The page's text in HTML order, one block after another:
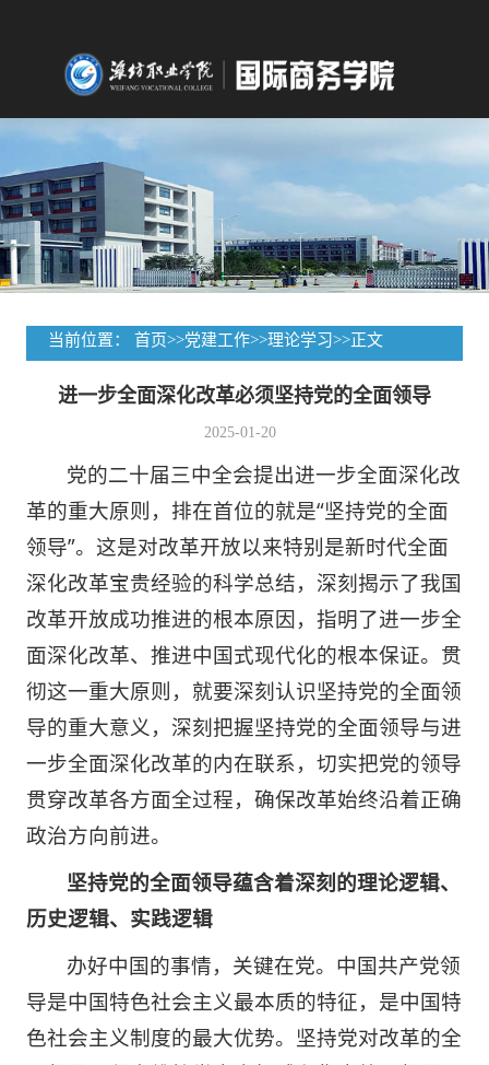
当前位置： 首页>>党建工作>>理论学习>>正文
进一步全面深化改革必须坚持党的全面领导
2025-01-20
党的二十届三中全会提出进一步全面深化改
革的重大原则，排在首位的就是“坚持党的全面
领导”。这是对改革开放以来特别是新时代全面
深化改革宝贵经验的科学总结，深刻揭示了我国
改革开放成功推进的根本原因，指明了进一步全
面深化改革、推进中国式现代化的根本保证。贯
彻这一重大原则，就要深刻认识坚持党的全面领
导的重大意义，深刻把握坚持党的全面领导与进
一步全面深化改革的内在联系，切实把党的领导
贯穿改革各方面全过程，确保改革始终沿着正确
政治方向前进。
坚持党的全面领导蕴含着深刻的理论逻辑、
历史逻辑、实践逻辑
办好中国的事情，关键在党。中国共产党领
导是中国特色社会主义最本质的特征，是中国特
色社会主义制度的最大优势。坚持党对改革的全